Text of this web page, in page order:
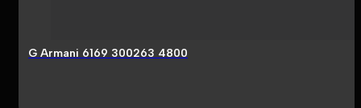
G Armani 6169 300263 4800